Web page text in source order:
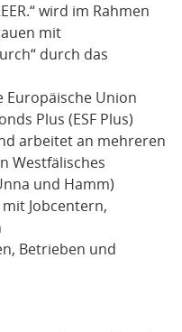
wird im Rahmen
mit
durch das
Union
Plus (ESF Plus)
arbeitet an mehreren
Westfälisches
und Hamm)
Jobcentern,
Betrieben und